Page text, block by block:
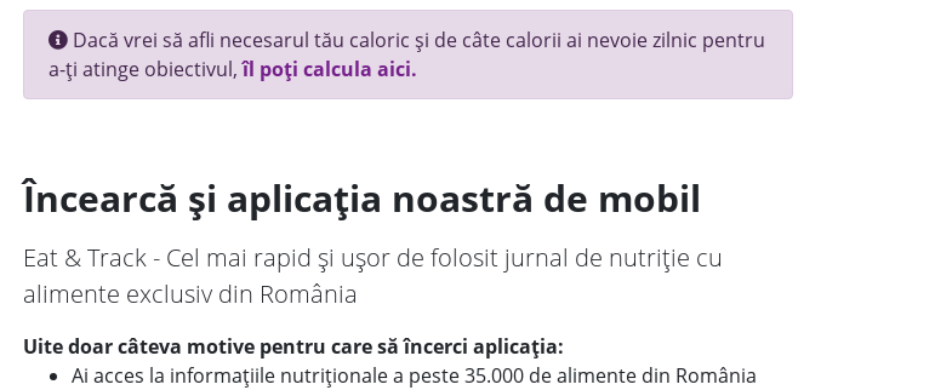
Dacă vrei să afli necesarul tău caloric și de câte calorii ai nevoie zilnic pentru
a-ți atinge obiectivul,îl poți calcula aici.
Încearcă și aplicația noastră de mobil
Eat & Track - Cel mai rapid și ușor de folosit jurnal de nutriție cu
alimente exclusiv din România
Uite doar câteva motive pentru care să încerci aplicația:
Ai acces la informațiile nutriționale a peste 35.000 de alimente din România